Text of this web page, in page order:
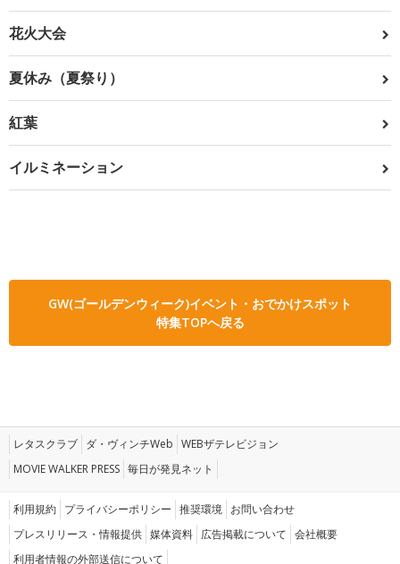
花火大会
夏休み（夏祭り）
紅葉
イルミネーション
GW(ゴールデンウィーク)イベント・おでかけスポット
特集TOPへ戻る
レタスクラブ ダ・ヴィンチWeb WEBザテレビジョン
MOVIE WALKER PRESS 毎日が発見ネット
利用規約 プライバシーポリシー 推奨環境 お問い合わせ
プレスリリース・情報提供 媒体資料 広告掲載について 会社概要
利用者情報の外部送信について